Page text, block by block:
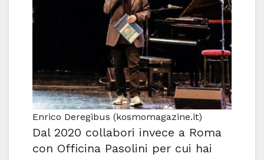
Enrico Deregibus (kosmomagazine.it)
Dal 2020 collabori invece a Roma
con Officina Pasolini per cui hai